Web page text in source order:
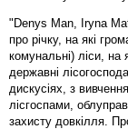
"Denys Man, Iryna
про річку, на які
комунальні) ліси, на
державні
дискусіях, з
лісгоспами,
захисту довкілля.